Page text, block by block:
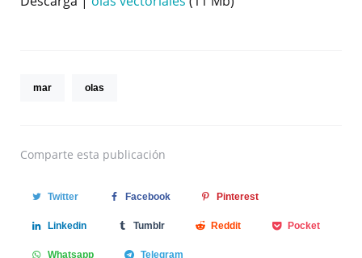
mar olas
Comparte esta publicación
Twitter Facebook Pinterest
Linkedin Tumblr Reddit Pocket
Whatsapp Telegram